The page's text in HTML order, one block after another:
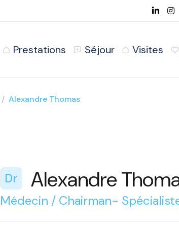
Prestations Séjour Visites
Alexandre Thomas
Dr Alexandre
Médecin / Chairman-